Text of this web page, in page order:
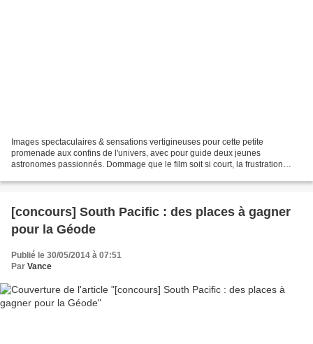
Images spectaculaires & sensations vertigineuses pour cette petite
promenade aux confins de l'univers, avec pour guide deux jeunes
astronomes passionnés. Dommage que le film soit si court, la frustration
[concours] South Pacific : des places à gagner
pour la Géode
Publié le 30/05/2014 à 07:51
Par Vance